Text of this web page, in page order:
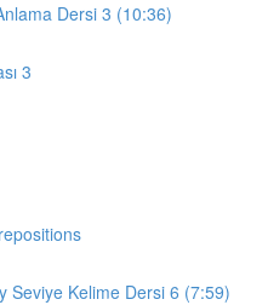
Dersi 3 (10:36)
3
Seviye Kelime Dersi 6 (7:59)